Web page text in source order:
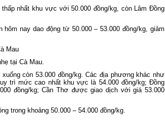
nhất khu vực với 50.000 đồng/kg, còn Lâm Đồng
nay dao động từ 50.000 – 53.000 đồng/kg, giảm
Mau
tại Cà Mau.
còn 53.000 đồng/kg. Các địa phương khác như
trì mức cao nhất khu vực là 54.000 đồng/kg; Đồng
đồng/kg; Cần Thơ được giao dịch với giá 53.000
trong khoảng 50.000 – 54.000 đồng/kg.